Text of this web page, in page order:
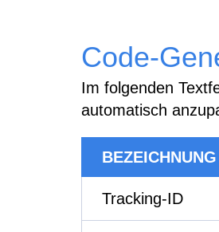
Code-
Im folgenden
automatisch
BEZEICHNUNG
Tracking-ID